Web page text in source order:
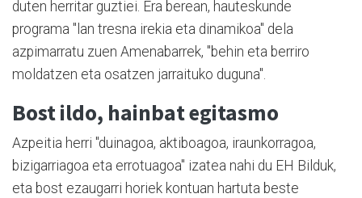
duten herritar guztiei. Era berean, hauteskunde
programa "lan tresna irekia eta dinamikoa" dela
azpimarratu zuen Amenabarrek, "behin eta berriro
moldatzen eta osatzen jarraituko duguna".
Bost ildo, hainbat egitasmo
Azpeitia herri "duinagoa, aktiboagoa, iraunkorragoa,
bizigarriagoa eta errotuagoa" izatea nahi du EH Bilduk,
eta bost ezaugarri horiek kontuan hartuta beste